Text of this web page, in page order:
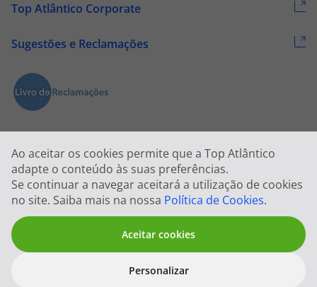
Ao aceitar os cookies permite que a Top Atlântico
adapte o conteúdo às suas preferências.
Se continuar a navegar aceitará a utilização de cookies
no site. Saiba mais na nossa Política de Cookies.
Aceitar cookies
Personalizar
Top Atlântico Corporate
Sugestões e Reclamações
2026 © Todos os direitos reservados:Top Atlântico, Viagens e Turismo